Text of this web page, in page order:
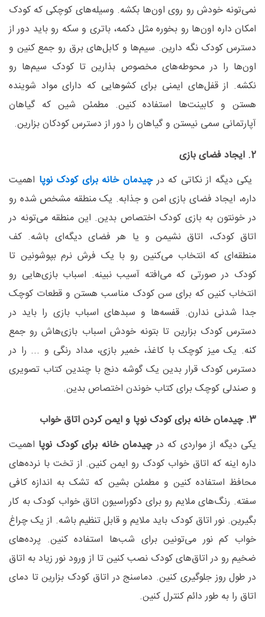
نمی‌تونه خودش رو روی اون‌ها بکشه. وسیله‌های کوچکی که کودک
امکان داره اون‌ها رو بخوره مثل دکمه، باتری و سکه رو باید دور از
دسترس کودک نگه دارین. سیم‌ها و کابل‌های برق رو جمع کنین و
اون‌ها را در محوطه‌های مخصوص بذارین تا کودک سیم‌ها رو
نکشه. از قفل‌های ایمنی برای کشوهایی که دارای مواد شوینده
هستن و کابینت‌ها استفاده کنین. مطمئن شین که گیاهان
آپارتمانی سمی نیستن و گیاهان را دور از دسترس کودکان بزارین.
2. ایجاد فضای بازی
یکی دیگه از نکاتی که درچیدمان خانه برای کودک نوپا اهمیت
داره، ایجاد فضای بازی امن و جذابه. یک منطقه مشخص شده رو
در خونتون به بازی کودک اختصاص بدین. این منطقه می‌تونه در
اتاق کودک، اتاق نشیمن و یا هر فضای دیگه‌ای باشه. کف
منطقه‌ای که انتخاب می‌کنین رو با یک فرش نرم بپوشونین تا
کودک در صورتی که می‌افته آسیب نبینه. اسباب بازی‌هایی رو
انتخاب کنین که برای سن کودک مناسب هستن و قطعات کوچک
جدا شدنی ندارن. قفسه‌ها و سبدهای اسباب بازی را باید در
دسترس کودک بزارین تا بتونه خودش اسباب بازی‌هاش رو جمع
کنه. یک میز کوچک با کاغذ، خمیر بازی، مداد رنگی و ... را در
دسترس کودک قرار بدین یک گوشه دنج با چندین کتاب تصویری
و صندلی کوچک برای کتاب خوندن اختصاص بدین.
3. چیدمان خانه برای کودک نوپا و ایمن کردن اتاق خواب
یکی دیگه از مواردی که درچیدمان خانه برای کودک نوپا اهمیت
داره اینه که اتاق خواب کودک رو ایمن کنین. از تخت با نرده‌های
محافظ استفاده کنین و مطمئن بشین که تشک به اندازه کافی
سفته. رنگ‌های ملایم رو برای دکوراسیون اتاق خواب کودک به کار
بگیرین. نور اتاق کودک باید ملایم و قابل تنظیم باشه. از یک چراغ
خواب کم نور می‌تونین برای شب‌ها استفاده کنین. پرده‌های
ضخیم رو در اتاق‌های کودک نصب کنین تا از ورود نور زیاد به اتاق
در طول روز جلوگیری کنین. دماسنج در اتاق کودک بزارین تا دمای
اتاق را به طور دائم کنترل کنین.